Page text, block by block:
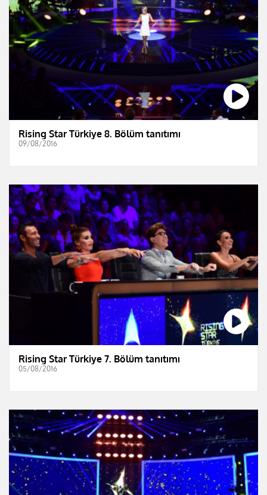
Rising Star Türkiye 8. Bölüm tanıtımı
09/08/2016
Rising Star Türkiye 7. Bölüm tanıtımı
05/08/2016